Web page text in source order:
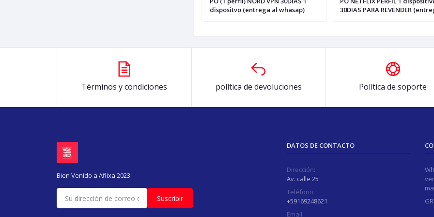
dispositvo (entrega al whasap)
30DIAS PARA REVENDER
Términos y condiciones política de devoluciones Política de soporte
Bien Venido a Aflixa 2023
Suscribir
DATOS DE CONTACTO
Dirección:
Av. calle 25
Teléfono:
+59169248621
Email: